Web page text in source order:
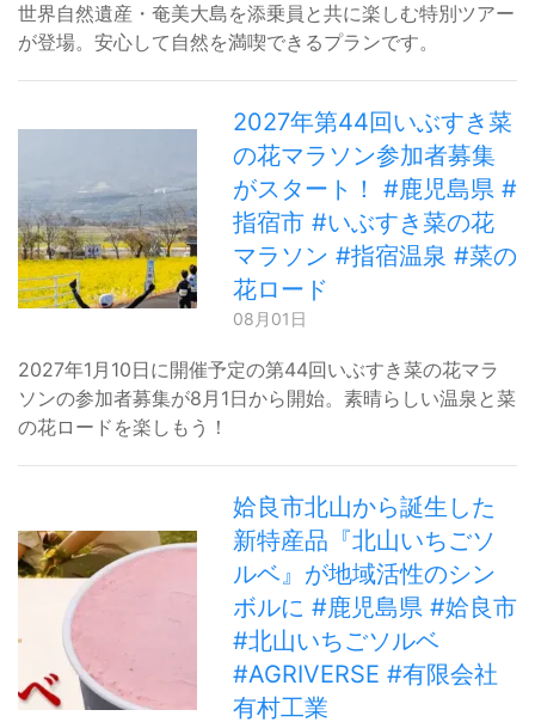
世界自然遺産・奄美大島を添乗員と共に楽しむ特別ツアー
が登場。安心して自然を満喫できるプランです。
2027年第44回いぶすき菜
の花マラソン参加者募集
がスタート！ #鹿児島県 #
指宿市 #いぶすき菜の花
マラソン #指宿温泉 #菜の
花ロード
08月01日
2027年1月10日に開催予定の第44回いぶすき菜の花マラ
ソンの参加者募集が8月1日から開始。素晴らしい温泉と菜
の花ロードを楽しもう！
姶良市北山から誕生した
新特産品『北山いちごソ
ルベ』が地域活性のシン
ボルに #鹿児島県 #姶良市
#北山いちごソルベ
#AGRIVERSE #有限会社
有村工業